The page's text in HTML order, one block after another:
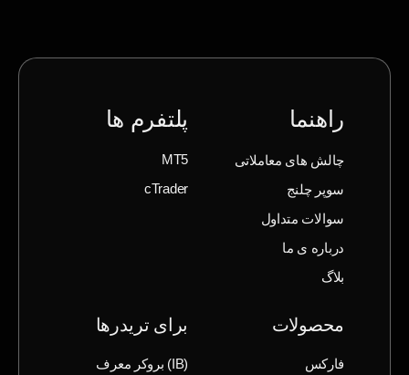
راهنما
چالش های معاملاتی
سوپر چلنج
سوالات متداول
درباره ی ما
بلاگ
پلتفرم ها
MT5
cTrader
محصولات
فارکس
برای تریدرها
(IB) بروکر معرف